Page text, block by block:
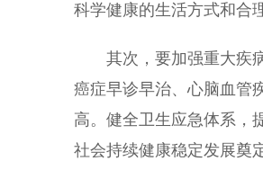
科学健康的生活方式和合
其次，要加强重大疾病
癌症早诊早治、心脑血管
高。健全卫生应急体系，
社会持续健康稳定发展奠